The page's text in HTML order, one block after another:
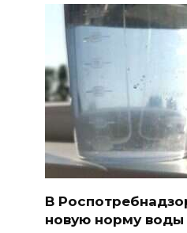
В
новую норму воды